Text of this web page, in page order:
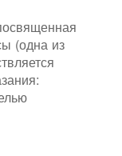
(одна из